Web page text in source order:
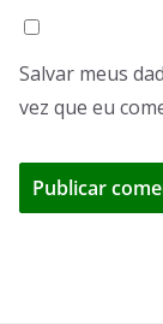
Salvar meus
vez que eu